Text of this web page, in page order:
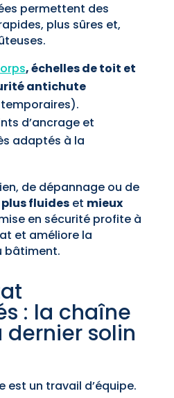
permettent des
plus sûres et,
, échelles de toit et
antichute
d’ancrage et
adaptés à la
de dépannage ou de
plus fluideset mieux
en sécurité profite à
et améliore la
bâtiment.
: la chaîne
dernier solin
est un travail d’équipe.